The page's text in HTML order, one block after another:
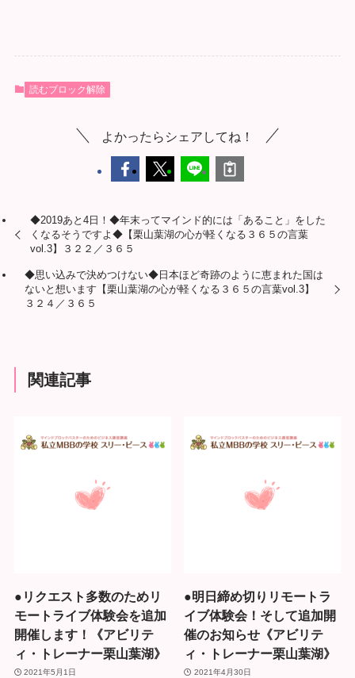
読むブロック解除
よかったらシェアしてね！
◆2019あと4日！◆年末ってマインド的には「あること」をした
くなるそうですよ◆【栗山葉湖の心が軽くなる３６５の言葉
vol.3】３２２／３６５
◆思い込みで決めつけない◆日本ほど奇跡のように恵まれた国は
ないと想います【栗山葉湖の心が軽くなる３６５の言葉vol.3】
３２４／３６５
関連記事
●リクエスト多数のためリ
モートライブ体験会を追加
開催します！《アビリテ
ィ・トレーナー栗山葉湖》
2021年5月1日
●明日締め切りリモートラ
イブ体験会！そして追加開
催のお知らせ《アビリテ
ィ・トレーナー栗山葉湖》
2021年4月30日